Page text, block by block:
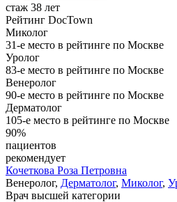
стаж 38 лет
Рейтинг DocTown
Миколог
31-е место в рейтинге по Москве
Уролог
83-е место в рейтинге по Москве
Венеролог
90-е место в рейтинге по Москве
Дерматолог
105-е место в рейтинге по Москве
90%
пациентов
рекомендует
Кочеткова Роза Петровна
Венеролог, Дерматолог, Миколог,
Врач высшей категории